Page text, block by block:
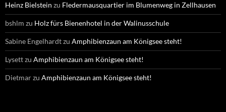
Heinz Bielstein zu Fledermausquartier im Blumenweg in Zellhausen
bshlm zu Holz fürs Bienenhotel in der Walinusschule
Sabine Engelhardtzu Amphibienzaun am Königsee steht!
Lysettzu Amphibienzaun am Königsee steht!
Dietmarzu Amphibienzaun am Königsee steht!